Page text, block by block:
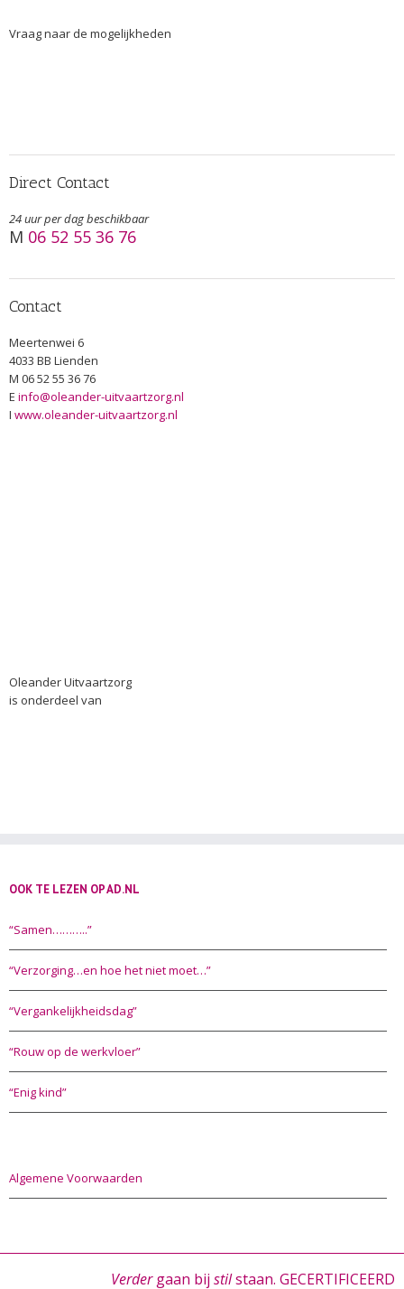
Vraag naar de mogelijkheden
Direct Contact
24 uur per dag beschikbaar
M 06 52 55 36 76
Contact
Meertenwei 6
4033 BB Lienden
M 06 52 55 36 76
E info@oleander-uitvaartzorg.nl
I www.oleander-uitvaartzorg.nl
Oleander Uitvaartzorg
is onderdeel van
OOK TE LEZEN OP AD.NL
“Samen………..”
“Verzorging…en hoe het niet moet…”
“Vergankelijkheidsdag”
“Rouw op de werkvloer”
“Enig kind”
Algemene Voorwaarden
Verdergaan bij stilstaan. GECERTIFICEERD